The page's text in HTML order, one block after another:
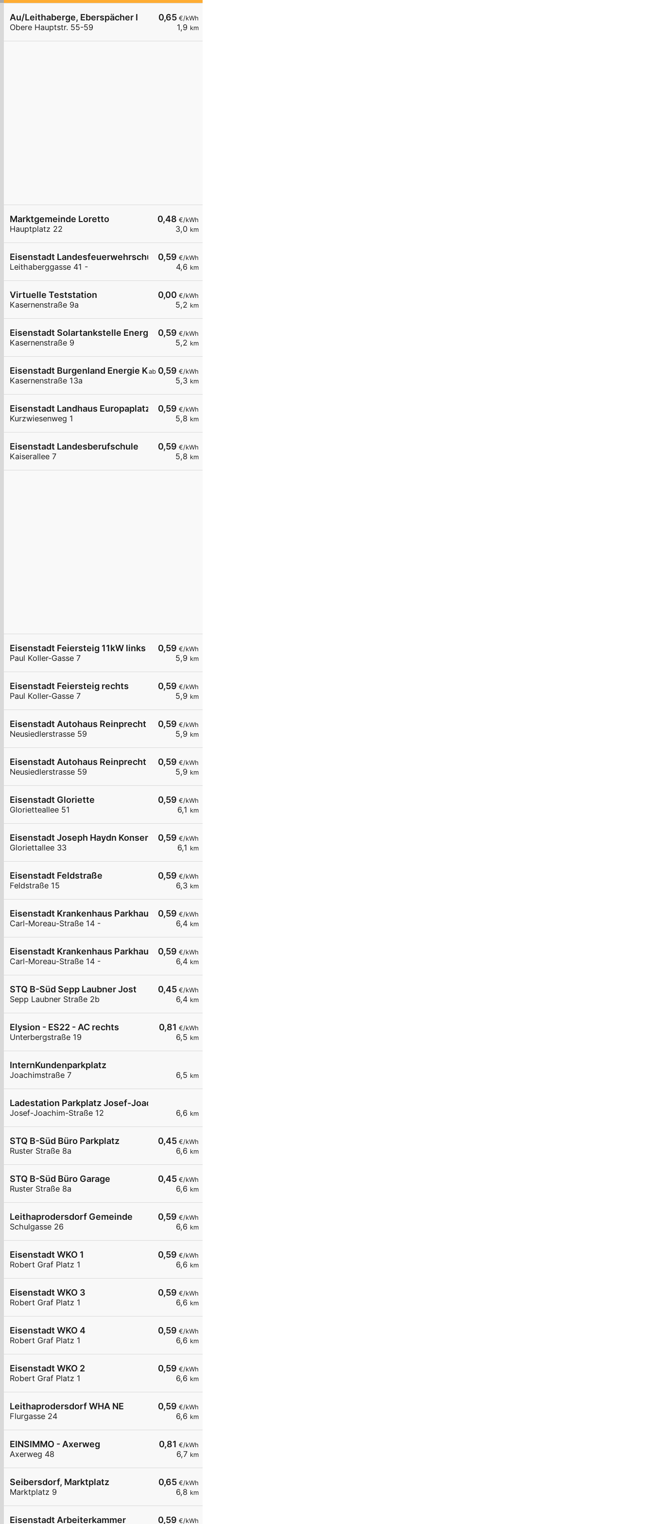
0,65€/kWh
1,9 km
Au/Leithaberge, Eberspächer I
Obere Hauptstr. 55-59
0,48 €/kWh
3,0 km
Marktgemeinde Loretto
Hauptplatz 22
0,59 €/kWh
4,6 km
Eisenstadt Landesfeuerwehrschule
Leithaberggasse 41 -
0,00 €/kWh
5,2 km
Virtuelle Teststation
Kasernenstraße 9a
0,59 €/kWh
5,2 km
Eisenstadt Solartankstelle Energie Burgenland
Kasernenstraße 9
ab 0,59 €/kWh
5,3 km
Eisenstadt Burgenland Energie Kasernenstraße Schnelllader 60kW
Kasernenstraße 13a
0,59 €/kWh
5,8 km
Eisenstadt Landhaus Europaplatz Parkplatz
Kurzwiesenweg 1
0,59 €/kWh
5,8 km
Eisenstadt Landesberufschule
Kaiserallee 7
0,59 €/kWh
5,9 km
Eisenstadt Feiersteig 11kW links
Paul Koller-Gasse 7
0,59 €/kWh
5,9 km
Eisenstadt Feiersteig rechts
Paul Koller-Gasse 7
0,59 €/kWh
5,9 km
Eisenstadt Autohaus Reinprecht links
Neusiedlerstrasse 59
0,59 €/kWh
5,9 km
Eisenstadt Autohaus Reinprecht rechts
Neusiedlerstrasse 59
0,59 €/kWh
6,1 km
Eisenstadt Gloriette
Glorietteallee 51
0,59 €/kWh
6,1 km
Eisenstadt Joseph Haydn Konservatorium
Gloriettallee 33
0,59 €/kWh
6,3 km
Eisenstadt Feldstraße
Feldstraße 15
0,59 €/kWh
6,4 km
Eisenstadt Krankenhaus Parkhaus
Carl-Moreau-Straße 14 -
0,59 €/kWh
6,4 km
Eisenstadt Krankenhaus Parkhaus
Carl-Moreau-Straße 14 -
0,45€/kWh
6,4 km
STQ B-Süd Sepp Laubner Jost
Sepp Laubner Straße 2b
0,81 €/kWh
6,5 km
Elysion - ES22 - AC rechts
Unterbergstraße 19
6,5 km
InternKundenparkplatz
Joachimstraße 7
6,6 km
Ladestation Parkplatz Josef-Joachim-Straße
Josef-Joachim-Straße 12
0,45€/kWh
6,6 km
STQ B-Süd Büro Parkplatz
Ruster Straße 8a
0,45€/kWh
6,6 km
STQ B-Süd Büro Garage
Ruster Straße 8a
0,59 €/kWh
6,6 km
Leithaprodersdorf Gemeinde
Schulgasse 26
0,59 €/kWh
6,6 km
Eisenstadt WKO 1
Robert Graf Platz 1
0,59 €/kWh
6,6 km
Eisenstadt WKO 3
Robert Graf Platz 1
0,59 €/kWh
6,6 km
Eisenstadt WKO 4
Robert Graf Platz 1
0,59 €/kWh
6,6 km
Eisenstadt WKO 2
Robert Graf Platz 1
0,59 €/kWh
6,6 km
Leithaprodersdorf WHA NE
Flurgasse 24
0,81 €/kWh
6,7 km
EINSIMMO - Axerweg
Axerweg 48
0,65€/kWh
6,8 km
Seibersdorf, Marktplatz
Marktplatz 9
0,59 €/kWh
Eisenstadt Arbeiterkammer